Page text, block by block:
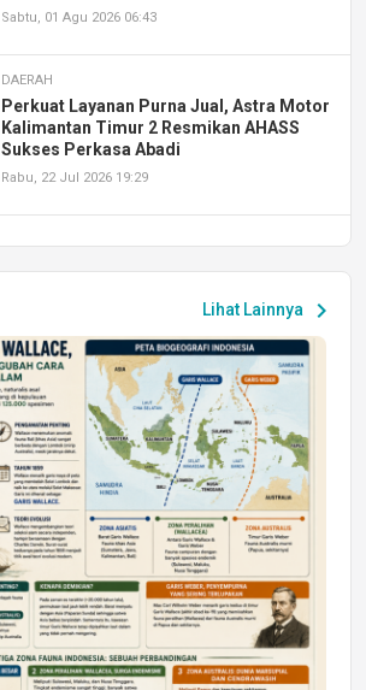
Sabtu, 01 Agu 2026 06:43
DAERAH
Perkuat Layanan Purna Jual, Astra Motor
Kalimantan Timur 2 Resmikan AHASS
Sukses Perkasa Abadi
Rabu, 22 Jul 2026 19:29
Peluang Kerja dan Magang
Jumat, 17 Jul 2026 22:30
DAERAH
Astra Motor Kalimantan Timur 2 Dukung
Mahasiswa Samarinda dalam Astra
Honda SDGs Future Leaders 2026
Jumat, 10 Jul 2026 19:01
Lihat Lainnya chevron_right